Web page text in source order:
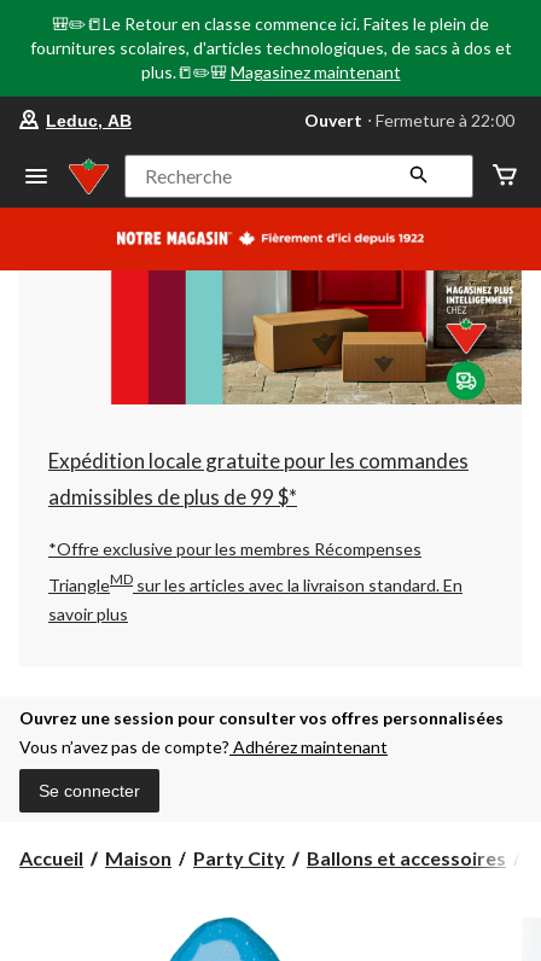
🎒✏️📒Le Retour en classe commence ici. Faites le plein de
fournitures scolaires, d'articles technologiques, de sacs à dos et
plus.📒✏️🎒 Magasinez maintenant
votre
préféré
Leduc,
AB,
courament
Fermeture
à
22:00
cliquer
pour
changer
Leduc, AB Ouvert ⋅ Fermeture à 22:00
Recherche
Expédition locale gratuite pour les commandes
admissibles de plus de 99 $*
*Offre exclusive pour les membres Récompenses
TriangleMD sur les articles avec la livraison standard.En
savoir plus
Ouvrez une session pour consulter vos offres personnalisées
Vous n’avez pas de compte? Adhérez maintenant
Se connecter
Accueil Maison Party City Ballons et accessoires